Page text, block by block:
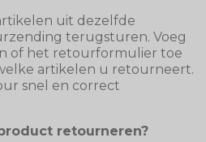
uit dezelfde
terugsturen. Voeg
of het retourformulier toe
artikelen u retourneert.
snel en correct
retourneren?